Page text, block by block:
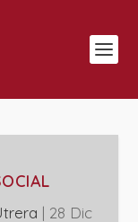
| 28 Dic